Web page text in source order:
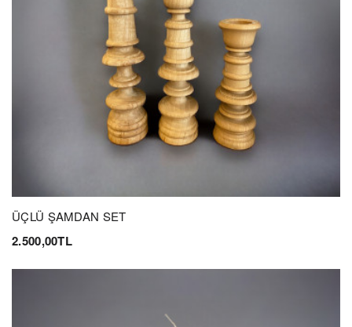
ÜÇLÜ ŞAMDAN SET
2.500,00TL